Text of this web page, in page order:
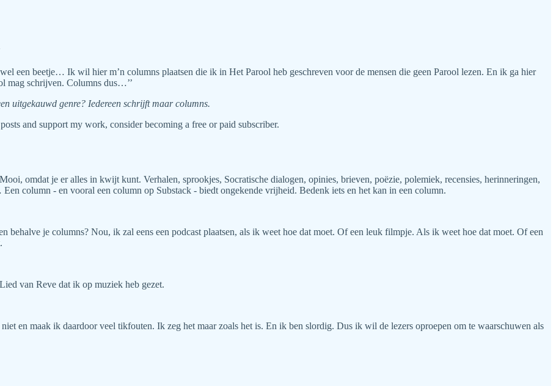
een beetje… Ik wil hier m’n columns plaatsen die ik in Het Parool heb geschreven voor de mensen die geen Parool lezen. En ik ga hier
mag schrijven. Columns dus…’’
uitgekauwd genre? Iedereen schrijft maar columns.
and support my work, consider becoming a free or paid subscriber.
omdat je er alles in kwijt kunt. Verhalen, sprookjes, Socratische dialogen, opinies, brieven, poëzie, polemiek, recensies, herinneringen,
column - en vooral een column op Substack - biedt ongekende vrijheid. Bedenk iets en het kan in een column.
behalve je columns? Nou, ik zal eens een podcast plaatsen, als ik weet hoe dat moet. Of een leuk filmpje. Als ik weet hoe dat moet. Of een
van Reve dat ik op muziek heb gezet.
en maak ik daardoor veel tikfouten. Ik zeg het maar zoals het is. En ik ben slordig. Dus ik wil de lezers oproepen om te waarschuwen als